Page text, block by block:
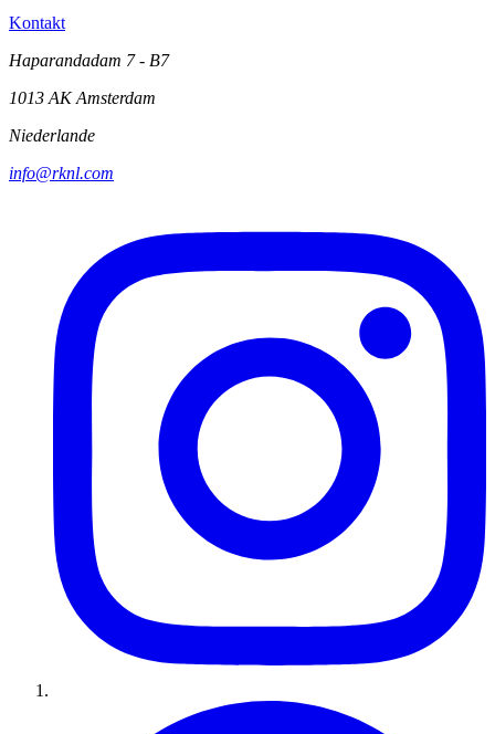
Kontakt
Haparandadam 7 - B7
1013 AK Amsterdam
Niederlande
info@rknl.com